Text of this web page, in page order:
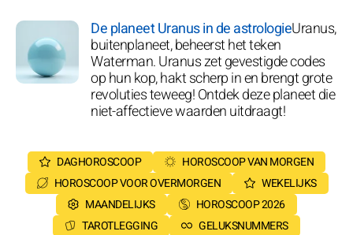
De planeet Uranus in de astrologieUranus,
buitenplaneet, beheerst het teken
Waterman. Uranus zet gevestigde codes
op hun kop, hakt scherp in en brengt grote
revoluties teweeg! Ontdek deze planeet die
niet-affectieve waarden uitdraagt!
DAGHOROSCOOP
HOROSCOOP VAN MORGEN
HOROSCOOP VOOR OVERMORGEN
WEKELIJKS
MAANDELIJKS
HOROSCOOP 2026
TAROTLEGGING
GELUKSNUMMERS